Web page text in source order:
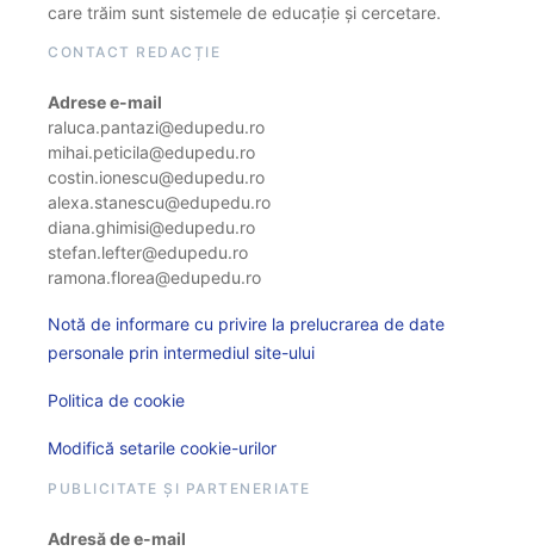
care trăim sunt sistemele de educație și cercetare.
CONTACT REDACȚIE
Adrese e-mail
raluca.pantazi@edupedu.ro
mihai.peticila@edupedu.ro
costin.ionescu@edupedu.ro
alexa.stanescu@edupedu.ro
diana.ghimisi@edupedu.ro
stefan.lefter@edupedu.ro
ramona.florea@edupedu.ro
Notă de informare cu privire la prelucrarea de date
personale prin intermediul site-ului
Politica de cookie
Modifică setarile cookie-urilor
PUBLICITATE ȘI PARTENERIATE
Adresă de e-mail